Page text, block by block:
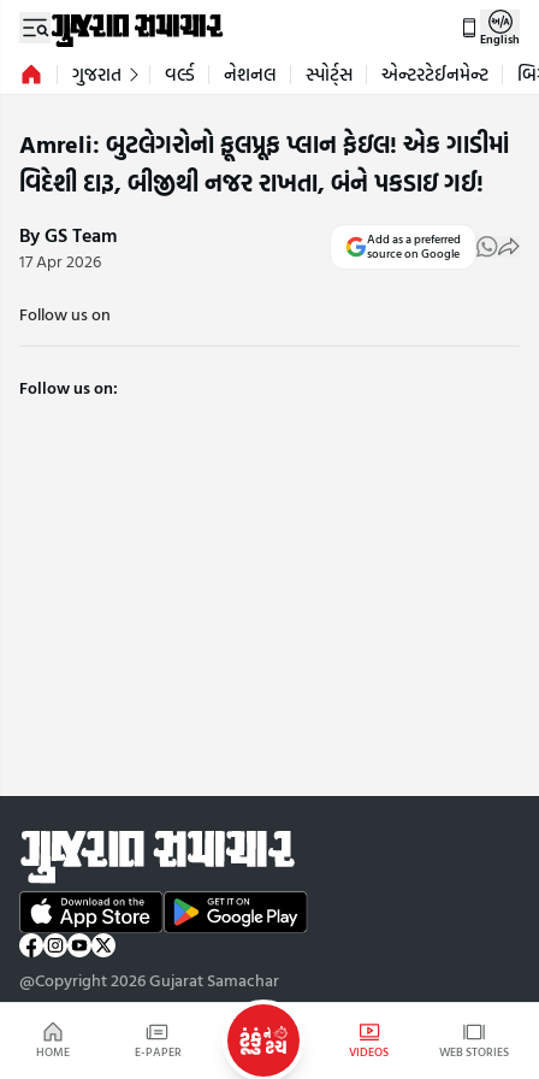
HOME E-PAPER VIDEOS WEB STORIES
English
ગુજરાત વર્લ્ડ નેશનલ સ્પોર્ટ્સ એન્ટરટેઈનમેન્ટ
Amreli: બુટલેગરોનો ફૂલપ્રૂફ પ્લાન ફેઇલ! એક ગાડીમાં
વિદેશી દારૂ, બીજીથી નજર રાખતા, બંને પકડાઇ ગઈ!
By GS Team
17 Apr 2026
Add as a preferred
source on Google
Follow us on
Follow us on:
@Copyright 2026 Gujarat Samachar